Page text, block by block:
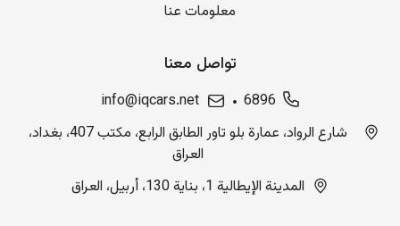
معلومات عنا
تواصل معنا
6896
info@iqcars.net
شارع الرواد، عمارة بلو تاور الطابق الرابع، مكتب 407، بغداد،
العراق
المدينة الإيطالية 1، بناية 130، أربيل، العراق